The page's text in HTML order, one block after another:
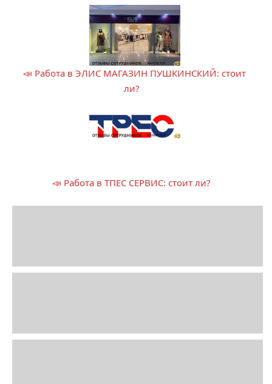
📣 Работа в ЭЛИС МАГАЗИН ПУШКИНСКИЙ: стоит
ли?
📣 Работа в ТПЕС СЕРВИС: стоит ли?